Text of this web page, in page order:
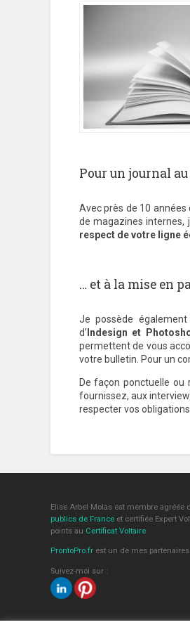
Pour un journal
Avec près de 10
de magazines internes,
respect de votre ligne
… et à la mise en
Je possède
d’ Indesign et
permettent de vous
votre bulletin. Pour un
De façon ponctuelle
fournissez, aux
respecter vos
Elise Arbel Molas est membre agréée
publics de France et certifiée Expert
points au Certificat Voltaire
ProntoPro.fr est un de mes partenaires.
Suivez-moi sur :